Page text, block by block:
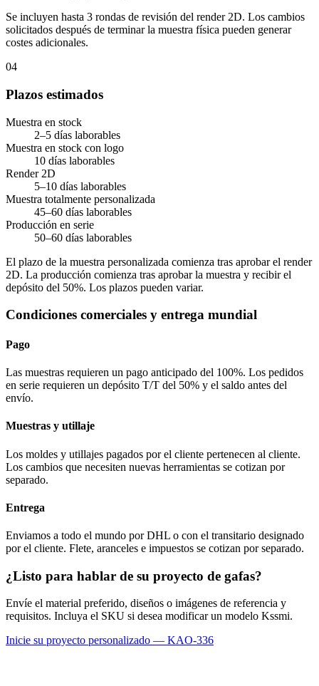
Se incluyen hasta 3 rondas de revisión del render 2D. Los cambios
solicitados después de terminar la muestra física pueden generar
costes adicionales.
04
Plazos estimados
Muestra en stock
2–5 días laborables
Muestra en stock con logo
10 días laborables
Render 2D
5–10 días laborables
Muestra totalmente personalizada
45–60 días laborables
Producción en serie
50–60 días laborables
El plazo de la muestra personalizada comienza tras aprobar el render
2D. La producción comienza tras aprobar la muestra y recibir el
depósito del 50%. Los plazos pueden variar.
Condiciones comerciales y entrega mundial
Pago
Las muestras requieren un pago anticipado del 100%. Los pedidos
en serie requieren un depósito T/T del 50% y el saldo antes del
envío.
Muestras y utillaje
Los moldes y utillajes pagados por el cliente pertenecen al cliente.
Los cambios que necesiten nuevas herramientas se cotizan por
separado.
Entrega
Enviamos a todo el mundo por DHL o con el transitario designado
por el cliente. Flete, aranceles e impuestos se cotizan por separado.
¿Listo para hablar de su proyecto de gafas?
Envíe el material preferido, diseños o imágenes de referencia y
requisitos. Incluya el SKU si desea modificar un modelo Kssmi.
Inicie su proyecto personalizado — KAO-336